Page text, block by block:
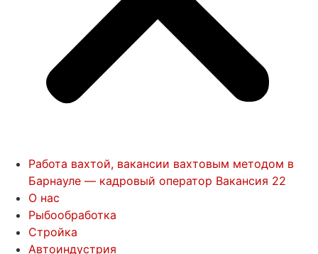
Работа вахтой, вакансии вахтовым методом в
Барнауле — кадровый оператор Вакансия 22
О нас
Рыбообработка
Стройка
Автоиндустрия